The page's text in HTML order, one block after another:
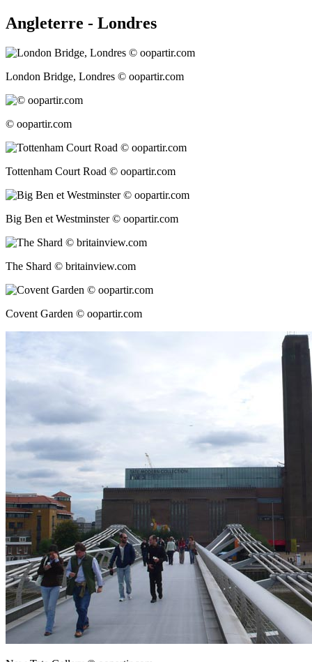
Angleterre - Londres
London Bridge, Londres © oopartir.com
© oopartir.com
Tottenham Court Road © oopartir.com
Big Ben et Westminster © oopartir.com
The Shard © britainview.com
Covent Garden © oopartir.com